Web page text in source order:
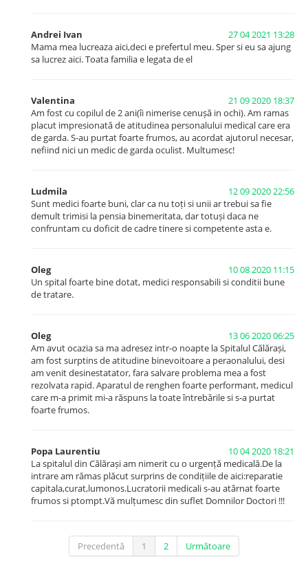
Andrei Ivan
27 04 2021 13:28
Mama mea lucreaza aici,deci e prefertul meu. Sper si eu sa ajung
sa lucrez aici. Toata familia e legata de el
Valentina
21 09 2020 18:37
Am fost cu copilul de 2 ani(îi nimerise cenușă in ochi). Am ramas
placut impresionată de atitudinea personalului medical care era
de garda. S-au purtat foarte frumos, au acordat ajutorul necesar,
nefiind nici un medic de garda oculist. Multumesc!
Ludmila
12 09 2020 22:56
Sunt medici foarte buni, clar ca nu toți si unii ar trebui sa fie
demult trimisi la pensia binemeritata, dar totuși daca ne
confruntam cu doficit de cadre tinere si competente asta e.
Oleg
10 08 2020 11:15
Un spital foarte bine dotat, medici responsabili si conditii bune
de tratare.
Oleg
13 06 2020 06:25
Am avut ocazia sa ma adresez intr-o noapte la Spitalul Călărași,
am fost surptins de atitudine binevoitoare a peraonalului, desi
am venit desinestatator, fara salvare problema mea a fost
rezolvata rapid. Aparatul de renghen foarte performant, medicul
care m-a primit mi-a răspuns la toate întrebările si s-a purtat
foarte frumos.
Popa Laurentiu
10 04 2020 18:21
La spitalul din Călărași am nimerit cu o urgență medicală.De la
intrare am rămas plăcut surprins de condițiile de aici:reparatie
capitala,curat,lumonos.Lucratorii medicali s-au atârnat foarte
frumos si ptompt.Vă mulțumesc din suflet Domnilor Doctori !!!
Precedentă 1 2 Următoare